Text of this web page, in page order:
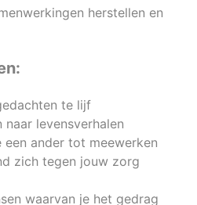
herstellen en
te lijf
naar levensverhalen
een ander tot meewerken
zich tegen jouw zorg
waarvan je het gedrag